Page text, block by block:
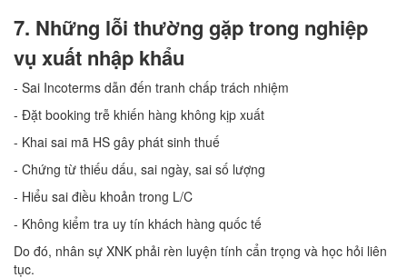
7. Những lỗi thường gặp trong nghiệp
vụ xuất nhập khẩu
- Sai Incoterms dẫn đến tranh chấp trách nhiệm
- Đặt booking trễ khiến hàng không kịp xuất
- Khai sai mã HS gây phát sinh thuế
- Chứng từ thiếu dấu, sai ngày, sai số lượng
- Hiểu sai điều khoản trong L/C
- Không kiểm tra uy tín khách hàng quốc tế
Do đó, nhân sự XNK phải rèn luyện tính cẩn trọng và học hỏi liên
tục.